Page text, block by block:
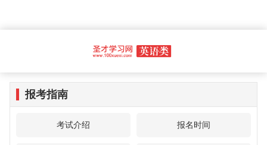
报考指南
考试介绍 报名时间